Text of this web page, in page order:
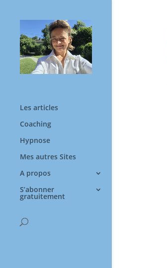
Les articles
Coaching
Hypnose
Mes autres Sites
A propos
S’abonner
gratuitement